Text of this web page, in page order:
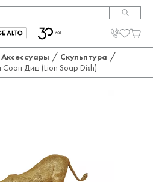
Аксессуары / Скульптура /
Диш (Lion Soap Dish)